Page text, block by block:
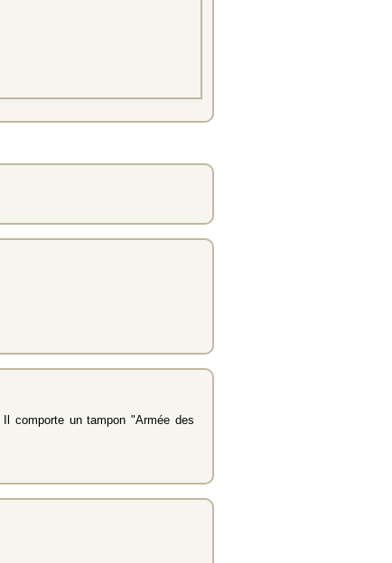
comporte un tampon "Armée des